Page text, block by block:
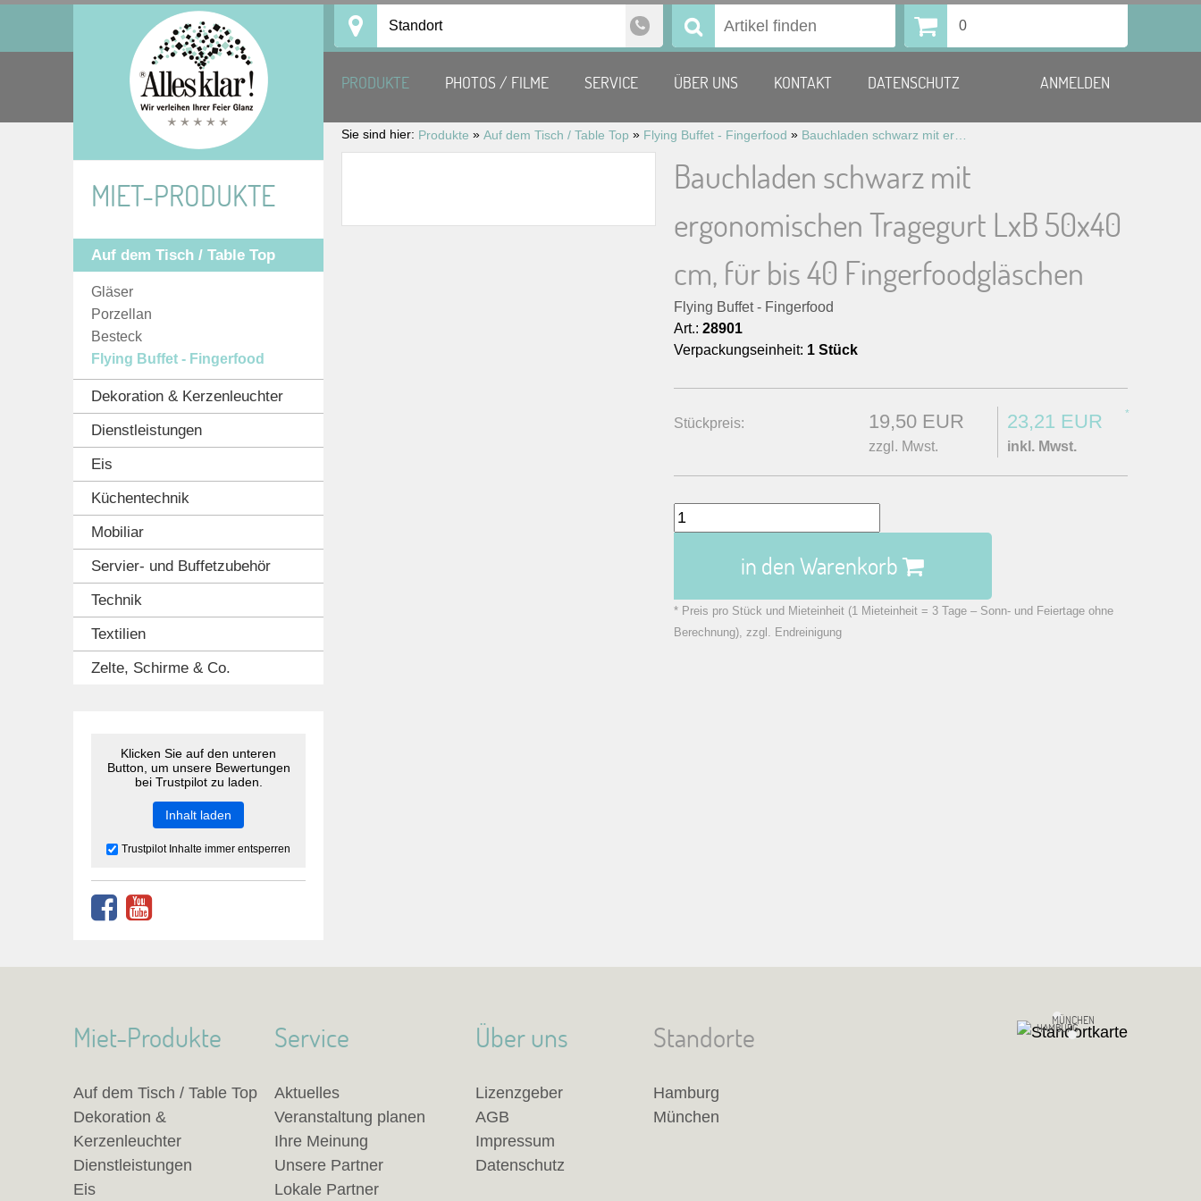
Standort Suchen 0
PRODUKTE PHOTOS / FILME SERVICE ÜBER UNS KONTAKT DATENSCHUTZ ANMELDEN
Sie sind hier: Produkte » Auf dem Tisch / Table Top » Flying Buffet - Fingerfood »
Bauchladen schwarz mit
ergonomischen Tragegurt LxB 50x40
cm, für bis 40 Fingerfoodgläschen
Flying Buffet - Fingerfood
Art.: 28901
Verpackungseinheit: 1 Stück
Stückpreis: 19,50 EUR
zzgl. Mwst.
23,21 EUR *
inkl. Mwst.
in den Warenkorb
* Preis pro Stück und Mieteinheit (1 Mieteinheit = 3 Tage – Sonn- und Feiertage ohne
Berechnung), zzgl. Endreinigung
MIET-PRODUKTE
Auf dem Tisch / Table Top
Gläser
Porzellan
Besteck
Flying Buffet - Fingerfood
Dekoration & Kerzenleuchter
Dienstleistungen
Eis
Küchentechnik
Mobiliar
Servier- und Buffetzubehör
Technik
Textilien
Zelte, Schirme & Co.
Klicken Sie auf den unteren
Button, um unsere Bewertungen
bei Trustpilot zu laden.
Inhalt laden
Trustpilot Inhalte immer entsperren
Standorte
Hamburg
München
HAMBURG
MÜNCHEN
Miet-Produkte
Auf dem Tisch / Table Top
Dekoration &
Kerzenleuchter
Dienstleistungen
Eis
Service
Aktuelles
Veranstaltung planen
Ihre Meinung
Unsere Partner
Lokale Partner
Über uns
Lizenzgeber
AGB
Impressum
Datenschutz